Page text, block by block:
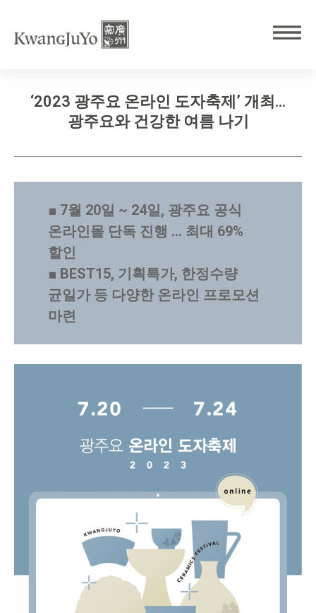
‘2023 광주요 온라인 도자축제’ 개최…
광주요와 건강한 여름 나기
■ 7월 20일 ~ 24일, 광주요 공식
온라인몰 단독 진행 … 최대 69%
할인
■ BEST15, 기획특가, 한정수량
균일가 등 다양한 온라인 프로모션
마련